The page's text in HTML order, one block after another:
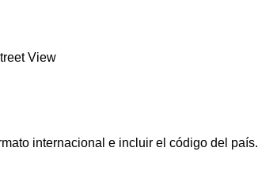
View
internacional e incluir el código del país.